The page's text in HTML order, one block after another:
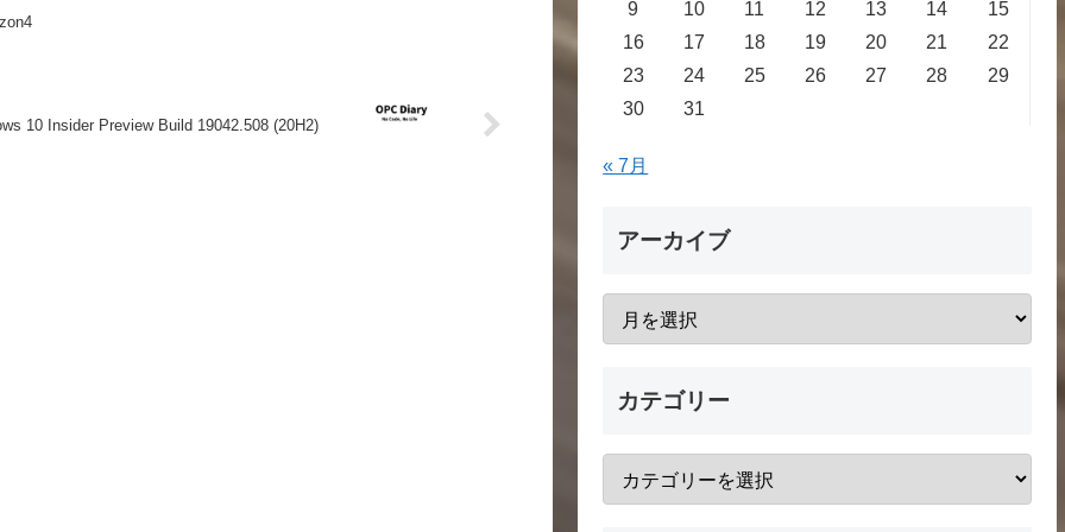
10 Insider Preview Build 19042.508 (20H2)
9
10 11 12 13 14
15
16
17 18 19 20 21
22
23
24 25 26 27 28
29
30
31
« 7月
アーカイブ
カテゴリー